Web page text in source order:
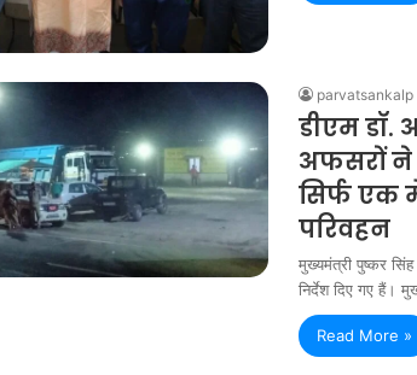
parvatsankalp
डीएम
अफसरों ने
सिर्फ एक
परिवहन
मुख्यमंत्री पुष्कर
निर्देश दिए गए हैं।
Read More »